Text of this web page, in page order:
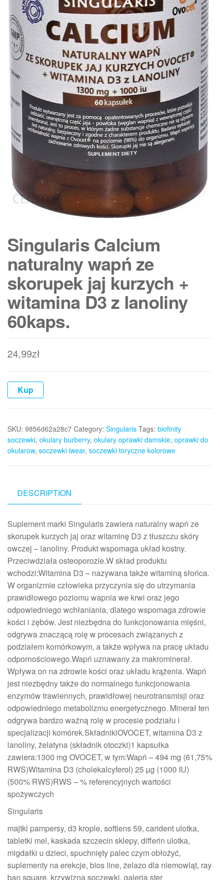
Singularis Calcium
naturalny wapń ze
skorupek jaj kurzych +
witamina D3 z lanoliny
60kaps.
24,99zł
Kup
SKU: 9856d62a28c7 Category: Singularis Tags: biofinity
soczewki, okulary burberry, okulary oprawki damskie, oprawki do
okularow, soczewki iwear, soczewki toryczne kolorowe
DESCRIPTION
Suplement marki Singularis zawiera naturalny wapń ze
skorupek kurzych jaj oraz witaminę D3 z tłuszczu skóry
owczej – lanoliny. Produkt wspomaga układ kostny.
Przeciwdziała osteoporozie.W skład produktu
wchodzi:Witamina D3 – nazywana także witaminą słońca.
W organizmie człowieka przyczynia się do utrzymania
prawidłowego poziomu wapnia we krwi oraz jego
odpowiedniego wchłaniania, dlatego wspomaga zdrowie
kości i zębów. Jest niezbędna do funkcjonowania mięśni,
odgrywa znaczącą rolę w procesach związanych z
podziałem komórkowym, a także wpływa na pracę układu
odpornościowego.Wapń uznawany za makrominerał.
Wpływa on na zdrowie kości oraz układu krążenia. Wapń
jest niezbędny także do normalnego funkcjonowania
enzymów trawiennych, prawidłowej neurotransmisji oraz
odpowiedniego metabolizmu energetycznego. Minerał ten
odgrywa bardzo ważną rolę w procesie podziału i
specjalizacji komórek.SkładnikiOVOCET, witamina D3 z
lanoliny, żelatyna (składnik otoczki)1 kapsułka
zawiera:1300 mg OVOCET, w tym:Wapń – 494 mg (61,75%
RWS)Witamina D3 (cholekalcyferol) 25 µg (1000 IU)
(500% RWS)RWS – % referencyjnych wartości
spożywczych
Singularis
majtki pampersy, d3 krople, softlens 59, carident ulotka,
tabletki mel, kaskada szczecin sklepy, differin ulotka,
migdałki u dzieci, spuchnięty palec czym obłożyć,
suplementy na erekcje, bios line, żelazo dla niemowląt, ray
ban square, krzywizna soczewki, galeria ster